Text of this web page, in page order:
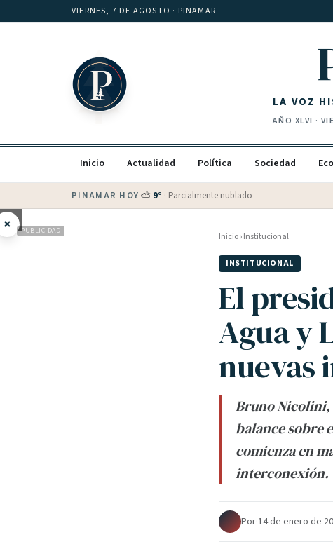
Saltar al contenidoVIERNES, 7 DE AGOSTO · PINAMAR
LA VOZ
AÑO XLVI ·
Inicio Actualidad Política Sociedad
PINAMAR HOY·💵 Dólar blue$1525 · oficial $
× PUBLICIDAD Inicio›Institucional
INSTITUCIONAL
El
Agua y
nuevas
Bruno Nicolini,
balance sobre
comienza en
interconexión.
Por·14 de enero de